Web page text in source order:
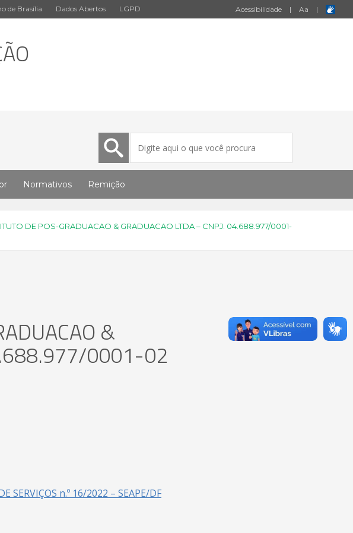
de Brasília Dados Abertos LGPD Acessibilidade | Aa |
Normativos Remição
DE POS-GRADUACAO & GRADUACAO LTDA – CNPJ. 04.688.977/0001-
&
0001-02
SERVIÇOS n.º 16/2022 – SEAPE/DF